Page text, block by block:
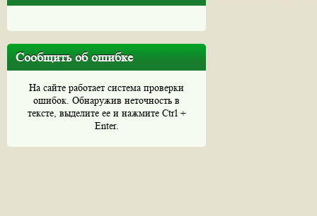
Сообщить об ошибке
На сайте работает система проверки
ошибок. Обнаружив неточность в
тексте, выделите ее и нажмите Ctrl +
Enter.